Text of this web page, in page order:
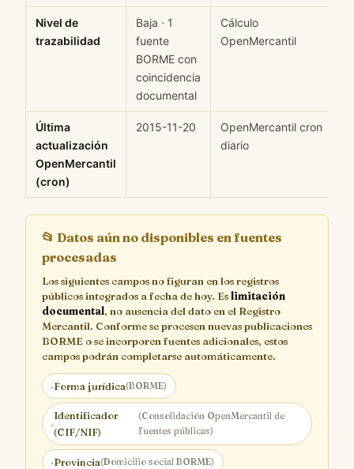
Nivel de
trazabilidad
Baja · 1
fuente
BORME con
coincidencia
documental
Cálculo
OpenMercantil
Última
actualización
OpenMercantil
(cron)
2015-11-20
OpenMercantil cron
diario
📂 Datos aún no disponibles en fuentes
procesadas
Los siguientes campos no figuran en los registros
públicos integrados a fecha de hoy. Eslimitación
documental, no ausencia del dato en el Registro
Mercantil. Conforme se procesen nuevas publicaciones
BORME o se incorporen fuentes adicionales, estos
campos podrán completarse automáticamente.
·Forma jurídica(BORME)
·
Identificador
(CIF/NIF)
(Consolidación OpenMercantil de
fuentes públicas)
·Provincia(Domicilio social BORME)